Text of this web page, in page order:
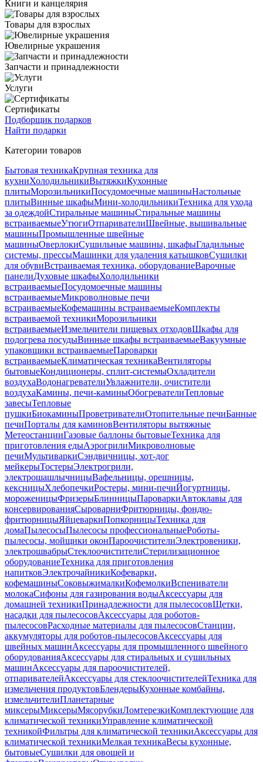
Книги и канцелярия
Товары для взрослых
Ювелирные украшения
Запчасти и принадлежности
Услуги
Сертификаты
Подборщик подарков
Найти подарки
Категории товаров
Бытовая техникаКрупная техника для
кухниХолодильникиВытяжкиКухонные
плитыМорозильникиПосудомоечные машиныНастольные
плитыВинные шкафыМини-холодильникиТехника для ухода
за одеждойСтиральные машиныСтиральные машины
встраиваемыеУтюгиОтпаривателиШвейные, вышивальные
машиныПромышленные швейные
машиныОверлокиСушильные машины, шкафыГладильные
системы, прессыМашинки для удаления катышковСушилки
для обувиВстраиваемая техника, оборудованиеВарочные
панелиДуховые шкафыХолодильники
встраиваемыеПосудомоечные машины
встраиваемыеМикроволновые печи
встраиваемыеКофемашины встраиваемыеКомплекты
встраиваемой техникиМорозильники
встраиваемыеИзмельчители пищевых отходовШкафы для
подогрева посудыВинные шкафы встраиваемыеВакуумные
упаковщики встраиваемыеПароварки
встраиваемыеКлиматическая техникаВентиляторы
бытовыеКондиционеры, сплит-системыОхладители
воздухаВодонагревателиУвлажнители, очистители
воздухаКамины, печи-каминыОбогревателиТепловые
завесыТепловые
пушкиБиокаминыПроветривателиОтопительные печиБанные
печиПорталы для каминовВентиляторы вытяжные
МетеостанцииГазовые баллоны бытовыеТехника для
приготовления едыАэрогрилиМикроволновые
печиМультиваркиСэндвичницы, хот-дог
мейкерыТостерыЭлектрогрили,
электрошашлычницыВафельницы, орешницы,
кексницыХлебопечкиРостеры, мини-печиЙогуртницы,
мороженицыФризерыБлинницыПароваркиАвтоклавы для
консервированияСыроварниФритюрницы, фондю-
фритюрницыЯйцеваркиПопкорницыТехника для
домаПылесосыПылесосы профессиональныеРоботы-
пылесосы, мойщики оконПароочистителиЭлектровеники,
электрошвабрыСтеклоочистителиСтерилизационное
оборудованиеТехника для приготовления
напитковЭлектрочайникиКофеварки,
кофемашиныСоковыжималкиКофемолкиВспениватели
молокаСифоны для газирования водыАксессуары для
домашней техникиПринадлежности для пылесосовЩетки,
насадки для пылесосовАксессуары для роботов-
пылесосовРасходные материалы для пылесосовСтанции,
аккумуляторы для роботов-пылесосовАксессуары для
швейных машинАксессуары для промышленного швейного
оборудованияАксессуары для стиральных и сушильных
машинАксессуары для пароочистителей,
отпаривателейАксессуары для стеклоочистителейТехника для
измельчения продуктовБлендерыКухонные комбайны,
измельчителиПланетарные
миксерыМиксерыМясорубкиЛомтерезкиКомплектующие для
климатической техникиУправление климатической
техникойФильтры для климатической техникиАксессуары для
климатической техникиМелкая техникаВесы кухонные,
бытовыеСушилки для овощей и